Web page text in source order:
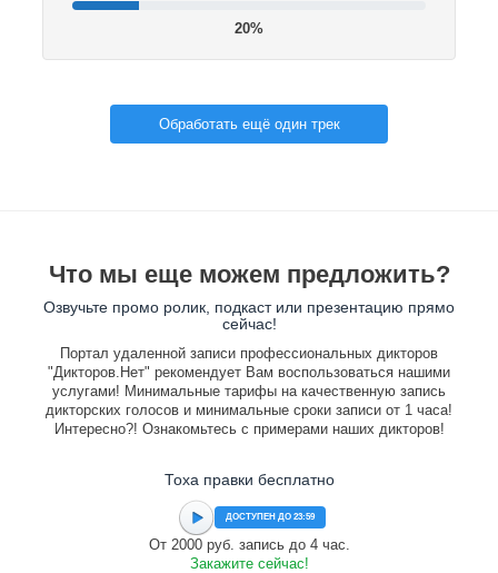
20%
Обработать ещё один трек
Что мы еще можем предложить?
Озвучьте промо ролик, подкаст или презентацию прямо
сейчас!
Портал удаленной записи профессиональных дикторов
"Дикторов.Нет" рекомендует Вам воспользоваться нашими
услугами! Минимальные тарифы на качественную запись
дикторских голосов и минимальные сроки записи от 1 часа!
Интересно?! Ознакомьтесь с примерами наших дикторов!
Тоха правки бесплатно
ДОСТУПЕН ДО 23:59
От 2000 руб. запись до 4 час.
Закажите сейчас!